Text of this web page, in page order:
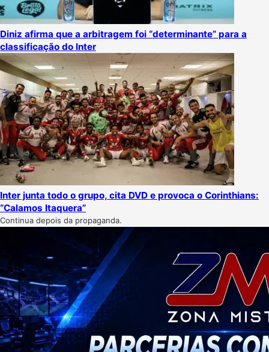
Diniz afirma que a arbitragem foi “determinante” para a
classificação do Inter
Inter junta todo o grupo, cita DVD e provoca o Corinthians:
“Calamos Itaquera”
Continua depois da propaganda.